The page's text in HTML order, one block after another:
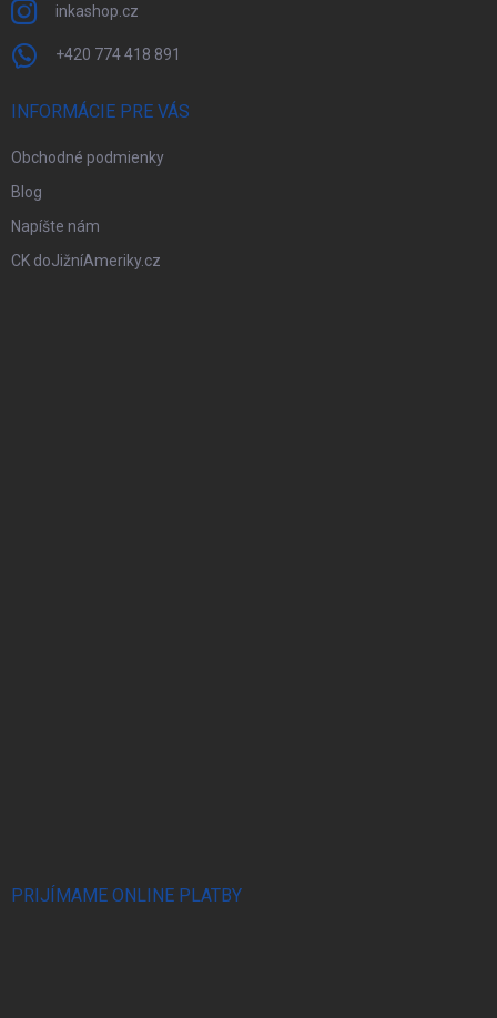
inkashop.cz
+420 774 418 891
INFORMÁCIE PRE VÁS
Obchodné podmienky
Blog
Napíšte nám
CK doJižníAmeriky.cz
PRIJÍMAME ONLINE PLATBY